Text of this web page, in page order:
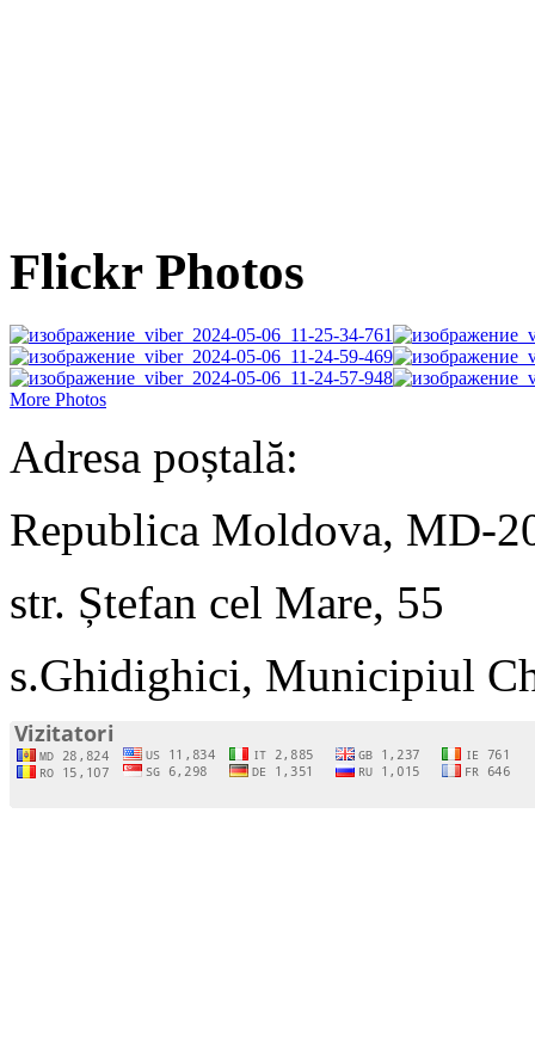
Flickr Photos
More Photos
Adresa poștală:
Republica Moldova, MD-
str. Ștefan cel Mare, 55
s.Ghidighici, Municipiul